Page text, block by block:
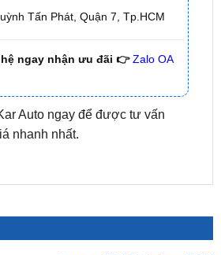
ngay nhận ưu đãi 👉 Zalo OA
Auto ngay để được tư vấn
nhanh nhất.
Camera 360 Safeview S200
₫11,800,000